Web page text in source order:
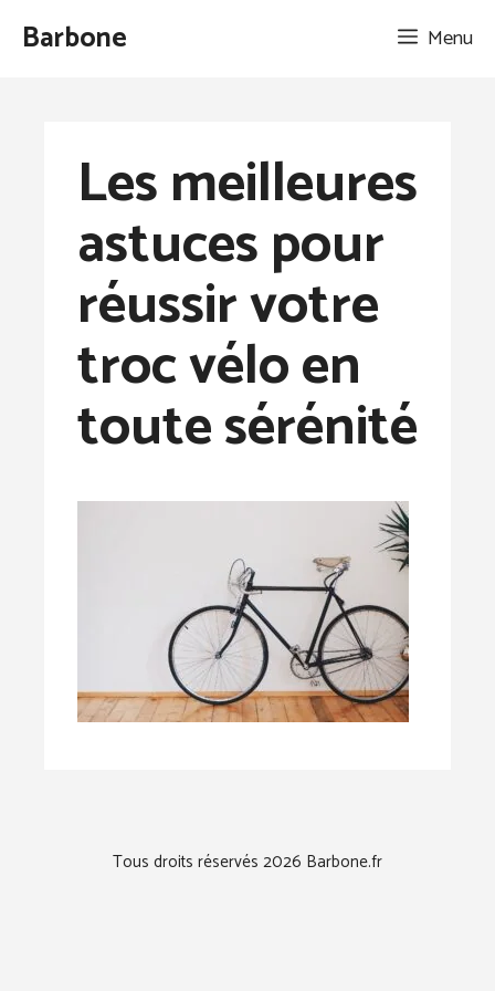
AllerBarbone Menu
Les meilleures
astuces pour
réussir votre
troc vélo en
toute sérénité
Tous droits réservés 2026 Barbone.fr